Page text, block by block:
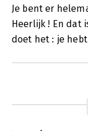
Je bent er
Heerlijk ! En dat
doet het : je